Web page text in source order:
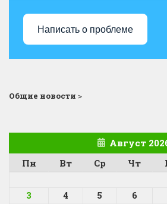
Написать о проблеме
Общие новости >
Август
Пн
Вт Ср Чт
3
4 5 6